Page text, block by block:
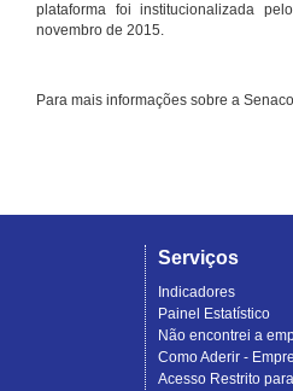
plataforma foi institucionalizada
novembro de 2015.
Para mais informações sobre a
Serviços
Indicadores
Painel Estatístico
Não encontrei a
Como Aderir -
Acesso Restrito